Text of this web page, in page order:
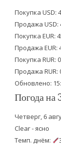
t
e
r
b
o
o
k
Покупка USD:
Продажа USD:
Покупка EUR:
Продажа EUR:
Покупка RUR:
Продажа RUR:
Обновлено:
Погода на
Четверг, 6
Clear - ясно
Темп. днём: